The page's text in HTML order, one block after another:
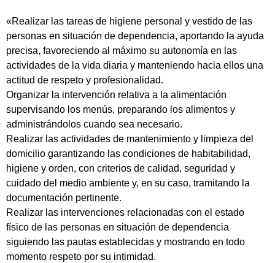
«Realizar las tareas de higiene personal y vestido de las
personas en situación de dependencia, aportando la ayuda
precisa, favoreciendo al máximo su autonomía en las
actividades de la vida diaria y manteniendo hacia ellos una
actitud de respeto y profesionalidad.
Organizar la intervención relativa a la alimentación
supervisando los menús, preparando los alimentos y
administrándolos cuando sea necesario.
Realizar las actividades de mantenimiento y limpieza del
domicilio garantizando las condiciones de habitabilidad,
higiene y orden, con criterios de calidad, seguridad y
cuidado del medio ambiente y, en su caso, tramitando la
documentación pertinente.
Realizar las intervenciones relacionadas con el estado
físico de las personas en situación de dependencia
siguiendo las pautas establecidas y mostrando en todo
momento respeto por su intimidad.